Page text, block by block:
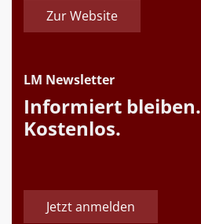
Zur Website
LM Newsletter
Informiert bleiben.
Kostenlos.
Jetzt anmelden